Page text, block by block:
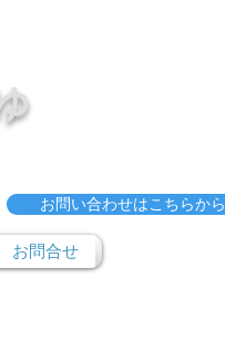
お問い合わせはこちらから
お問合せ